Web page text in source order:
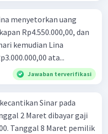
menyetorkan uang
Rp4.550.000,00, dan
kemudian Lina
ata...
Jawaban terverifikasi
Sinar pada